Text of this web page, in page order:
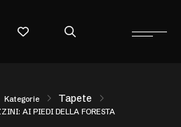
Kategorie Tapete
AI PIEDI DELLA FORESTA